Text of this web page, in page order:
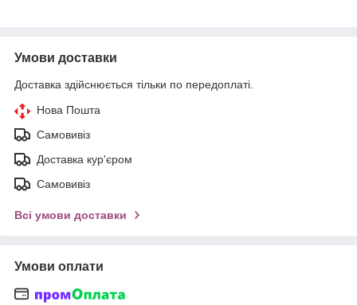
Умови доставки
Доставка здійснюється тільки по передоплаті.
Нова Пошта
Самовивіз
Доставка кур'єром
Самовивіз
Всі умови доставки
Умови оплати